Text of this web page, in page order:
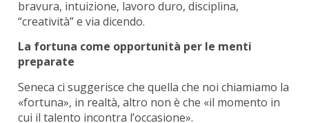
bravura, intuizione, lavoro duro, disciplina,
“creatività” e via dicendo.
La fortuna come opportunità per le menti
preparate
Seneca ci suggerisce che quella che noi chiamiamo la
«fortuna», in realtà, altro non è che «il momento in
cui il talento incontra l’occasione».